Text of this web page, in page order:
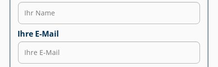
Ihre E-Mail